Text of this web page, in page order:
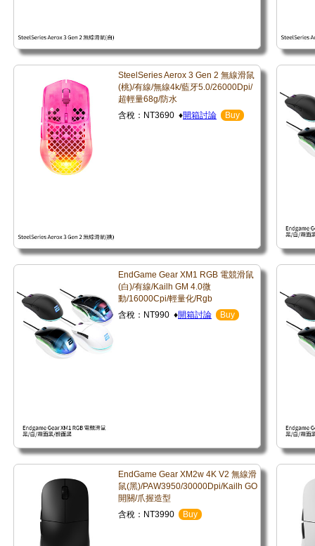
SteelSeries Aerox 3 Gen 2 無線滑鼠
(桃)/有線/無線4k/藍牙5.0/26000Dpi/
超輕量68g/防水
含稅：NT3690 ♦開箱討論 Buy
EndGame Gear XM1 RGB 電競滑鼠
(白)/有線/Kailh GM 4.0微
動/16000Cpi/輕量化/Rgb
含稅：NT990 ♦開箱討論 Buy
EndGame Gear XM2w 4K V2 無線滑
鼠(黑)/PAW3950/30000Dpi/Kailh GO
開關/爪握造型
含稅：NT3990
Buy